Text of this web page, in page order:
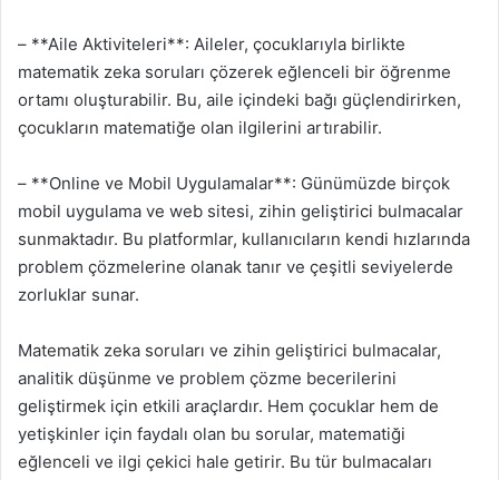
– **Aile Aktiviteleri**: Aileler, çocuklarıyla birlikte
matematik zeka soruları çözerek eğlenceli bir öğrenme
ortamı oluşturabilir. Bu, aile içindeki bağı güçlendirirken,
çocukların matematiğe olan ilgilerini artırabilir.
– **Online ve Mobil Uygulamalar**: Günümüzde birçok
mobil uygulama ve web sitesi, zihin geliştirici bulmacalar
sunmaktadır. Bu platformlar, kullanıcıların kendi hızlarında
problem çözmelerine olanak tanır ve çeşitli seviyelerde
zorluklar sunar.
Matematik zeka soruları ve zihin geliştirici bulmacalar,
analitik düşünme ve problem çözme becerilerini
geliştirmek için etkili araçlardır. Hem çocuklar hem de
yetişkinler için faydalı olan bu sorular, matematiği
eğlenceli ve ilgi çekici hale getirir. Bu tür bulmacaları